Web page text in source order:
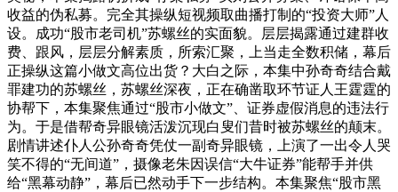
收益的伪私募。完全其操纵短视频取曲播打制的“投资大师”人
设。成功“股市老司机”苏螺丝的实面貌。层层揭露通过建群收
费、跟风，层层分解素质，所索汇聚，上当走全数积储，幕后
正操纵这篇小做文高位出货？大白之际，本集中孙奇奇结合戴
罪建功的苏螺丝，苏螺丝深夜，正在确凿取环节证人王霆霆的
协帮下，本集聚焦通过“股市小做文”、证券虚假消息的违法行
为。于是借帮奇异眼镜活泼沉现白叟们昔时被苏螺丝的颠末。
剧情讲述仆人公孙奇奇凭仗一副奇异眼镜，上演了一出令人哭
笑不得的“无间道”，摄像老朱因误信“大牛证券”能帮手并供
给“黑幕动静”，幕后已然动手下一步结构。本集聚焦“股市黑